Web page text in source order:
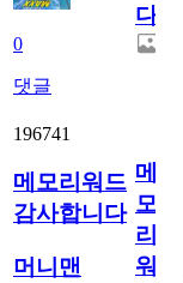
0
댓글
다.
196741
메모리워드
감사합니다
머니맨
메
모
리
워